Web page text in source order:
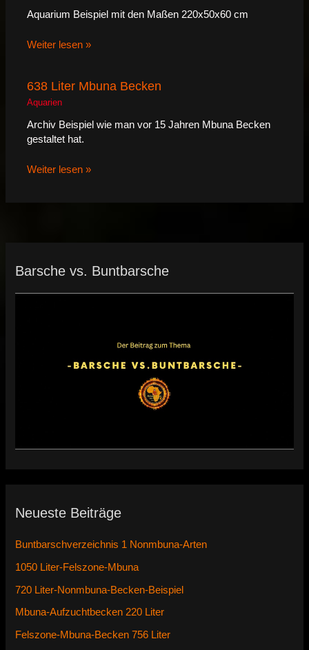
Aquarium Beispiel mit den Maßen 220x50x60 cm
Weiter lesen »
638 Liter Mbuna Becken
Aquarien
Archiv Beispiel wie man vor 15 Jahren Mbuna Becken
gestaltet hat.
Weiter lesen »
Barsche vs. Buntbarsche
Neueste Beiträge
Buntbarschverzeichnis 1 Nonmbuna-Arten
1050 Liter-Felszone-Mbuna
720 Liter-Nonmbuna-Becken-Beispiel
Mbuna-Aufzuchtbecken 220 Liter
Felszone-Mbuna-Becken 756 Liter